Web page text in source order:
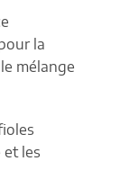
la
mélange
et les